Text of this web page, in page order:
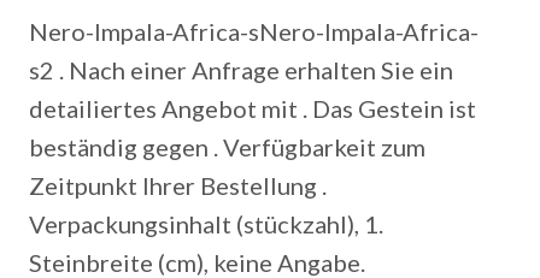
Nero-Impala-Africa-sNero-Impala-Africa-
s2 . Nach einer Anfrage erhalten Sie ein
detailiertes Angebot mit . Das Gestein ist
beständig gegen . Verfügbarkeit zum
Zeitpunkt Ihrer Bestellung .
Verpackungsinhalt (stückzahl), 1.
Steinbreite (cm), keine Angabe.